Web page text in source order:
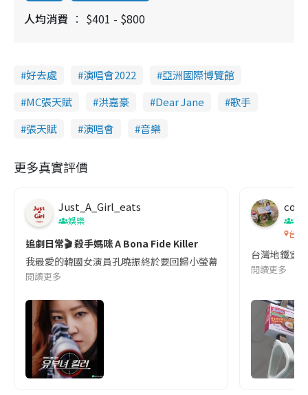
人均消費 $401 - $800
好去處 演唱會2022
亞洲國際博覽館
MC張天賦
洪嘉豪 Dear Jane
歌手
張天賦
演唱會 音樂
更多真實評價
Just_A_Girl_eats
娛樂
追劇日常🎬 殺手媽咪 A Bona Fide Killer
我最愛的韓國女演員孔曉振終於要回歸小螢幕啦!這次的劇本改編
閱讀更多
co
吹
台灣
台灣地鐵宣
閱讀更多